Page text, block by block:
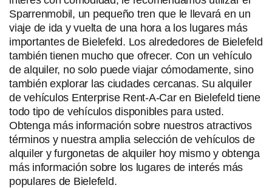
Sparrenmobil, un pequeño tren que le llevará en un
viaje de ida y vuelta de una hora a los lugares más
importantes de Bielefeld. Los alrededores de Bielefeld
también tienen mucho que ofrecer. Con un vehículo
de alquiler, no solo puede viajar cómodamente, sino
también explorar las ciudades cercanas. Su alquiler
de vehículos Enterprise Rent-A-Car en Bielefeld tiene
todo tipo de vehículos disponibles para usted.
Obtenga más información sobre nuestros atractivos
términos y nuestra amplia selección de vehículos de
alquiler y furgonetas de alquiler hoy mismo y obtenga
más información sobre los lugares de interés más
populares de Bielefeld.